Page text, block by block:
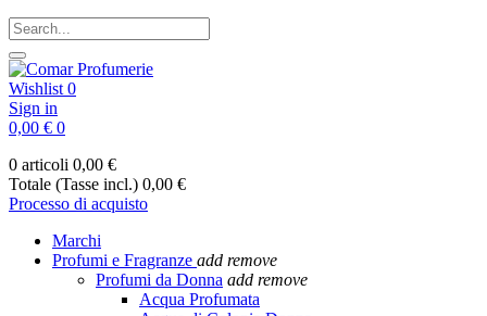
Wishlist 0
Sign in
0,00 € 0
0 articoli 0,00 €
Totale (Tasse incl.) 0,00 €
Processo di acquisto
Marchi
Profumi e Fragranze add remove
Profumi da Donna add remove
Acqua Profumata